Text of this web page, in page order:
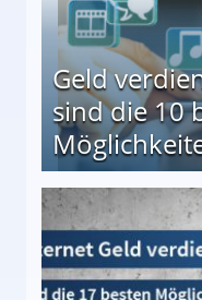
Geld
sind die 10
besten Möglichkeiten